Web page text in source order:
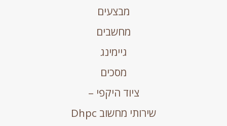
מבצעים
מחשבים
גיימינג
מסכים
ציוד היקפי –
שירותי מחשוב Dhpc